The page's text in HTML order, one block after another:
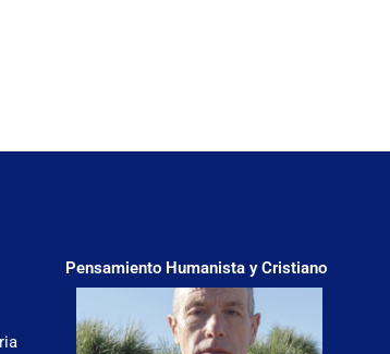
Pensamiento Humanista y Cristiano